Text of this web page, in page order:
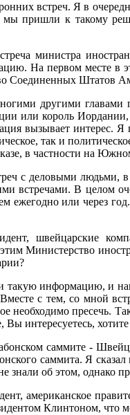
встреч. Я в
при­шли к такому
министра
На первом месте в
Соединенных Штатов
другими главами
или король
вызыва­ет интерес.
так и
в частности на
с деловыми
встречами. В целом
ежегодно или через
швейцарские
Министерство
такую информацию, и
с тем, со мной
необходимо пре­сечь.
Вы интересуетесь,
саммите -
саммита. Я
знали об этом, однако
американское
Клин­тоном, что